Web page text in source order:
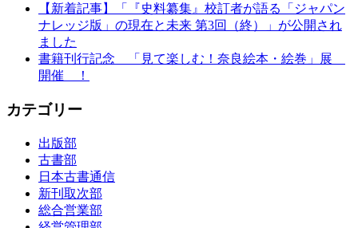
【新着記事】「『史料纂集』校訂者が語る「ジャパン
ナレッジ版」の現在と未来 第3回（終）」が公開され
ました
書籍刊行記念 「見て楽しむ！奈良絵本・絵巻」展
開催 ！
カテゴリー
出版部
古書部
日本古書通信
新刊取次部
総合営業部